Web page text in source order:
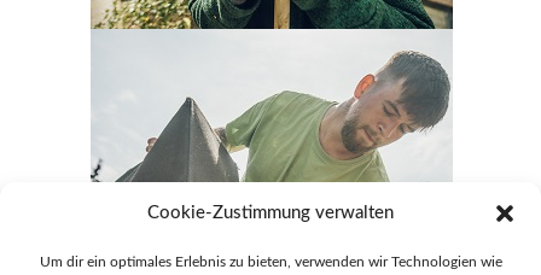
Cookie-Zustimmung verwalten
Um dir ein optimales Erlebnis zu bieten, verwenden wir Technologien wie